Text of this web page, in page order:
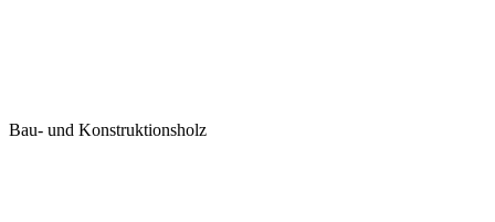
Bau- und Konstruktionsholz